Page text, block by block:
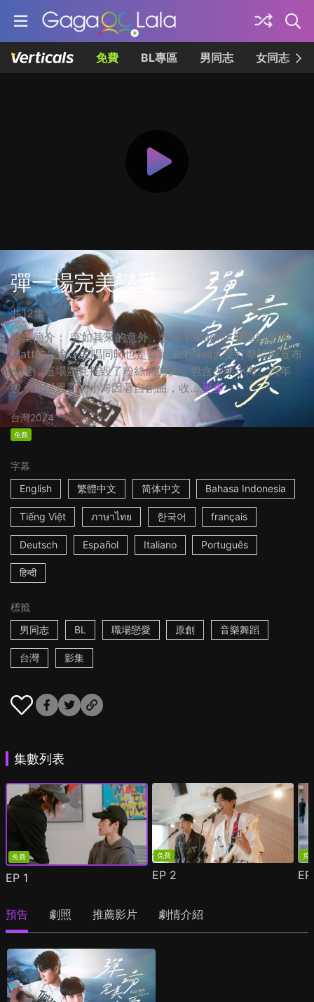
免費 BL專區 男同志 女同志
彈一場完美戀愛
共12集
影集簡介： 突如其來的意外，奪走了Magnet樂團鍵盤手
Matt的生命，主唱同時也是其親弟弟Neil大受打擊隨即宣布
引退，這場噩耗摧毀了粉絲們的夢，包含少年小海。六年
後，天賦異稟的小海因著自創曲，收... 更多
台灣2024
免費
字幕
English
繁體中文 简体中文 Bahasa Indonesia
Tiếng Việt ภาษาไทย 한국어 français
Deutsch Español Italiano Português
हिन्दी
標籤
男同志
BL 職場戀愛 原創 音樂舞蹈
台灣 影集
集數列表
免費
EP 1
免費
EP 2
免
預告 劇照 推薦影片 劇情介紹